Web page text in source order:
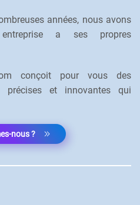
années, nous avons
a ses propres
conçoit pour vous des
et innovantes qui
nous ?